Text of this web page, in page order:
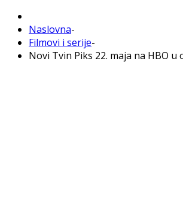
Naslovna-
Filmovi i serije-
Novi Tvin Piks 22. maja na HBO u